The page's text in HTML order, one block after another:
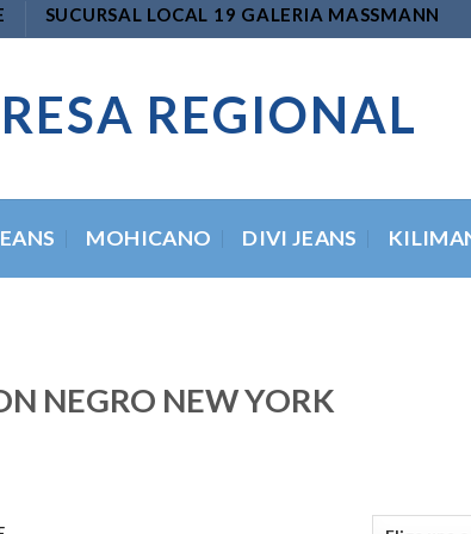
SUCURSAL LOCAL 19 GALERIA MASSMANN
REGIONAL
MOHICANO DIVI JEANS
NEGRO NEW YORK